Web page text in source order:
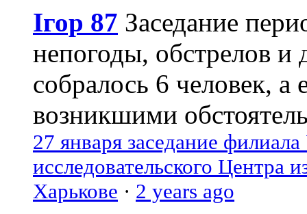
Ігор 87 Заседание
непогоды, обстрелов и
собралось 6 человек, а
возникшими
27 января заседание
исследовательского Центра
Харькове · 2 years ago